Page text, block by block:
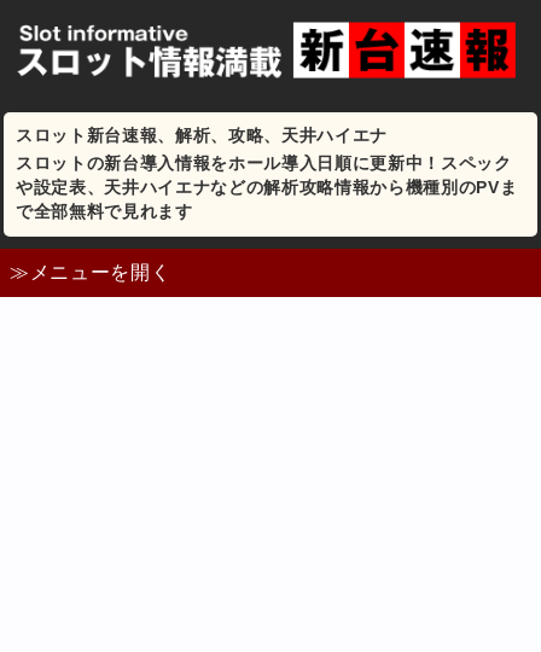
スロット新台速報、解析、攻略、天井ハイエナ
スロットの新台導入情報をホール導入日順に更新中！スペック
や設定表、天井ハイエナなどの解析攻略情報から機種別のPVま
で全部無料で見れます
≫メニューを開く